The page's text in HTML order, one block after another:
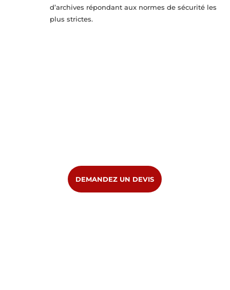
d’archives répondant aux normes de sécurité les
plus strictes.
DEMANDEZ UN DEVIS